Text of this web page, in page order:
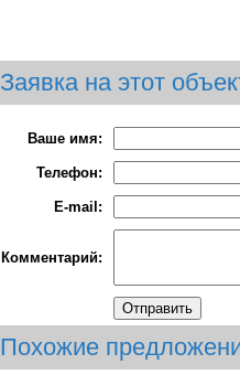
Заявка на этот
Ваше имя:
Телефон:
E-mail:
Комментарий:
Похожие